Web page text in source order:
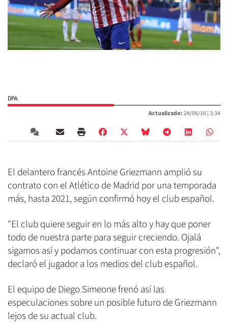
DPA
Actualizado:24/06/16 |3:34
El delantero francés Antoine Griezmann amplió su
contrato con el Atlético de Madrid por una temporada
más, hasta 2021, según confirmó hoy el club español.
"El club quiere seguir en lo más alto y hay que poner
todo de nuestra parte para seguir creciendo. Ojalá
sigamos así y podamos continuar con esta progresión",
declaró el jugador a los medios del club español.
El equipo de Diego Simeone frenó así las
especulaciones sobre un posible futuro de Griezmann
lejos de su actual club.